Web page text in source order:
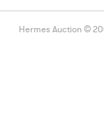
Hermes Auction ©